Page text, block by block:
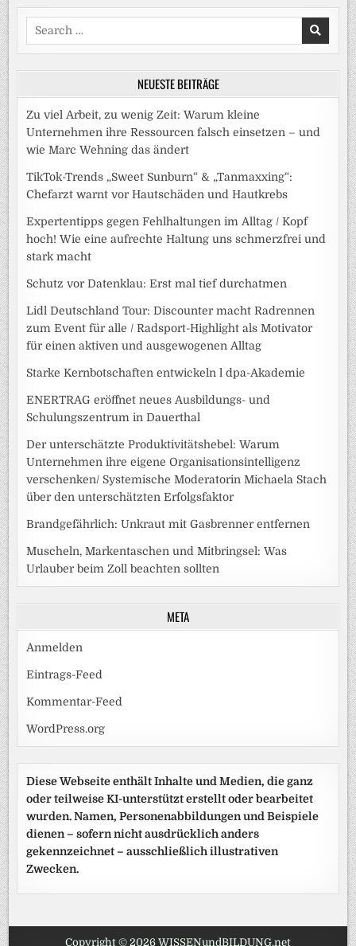
Search
for:
NEUESTE BEITRÄGE
Zu viel Arbeit, zu wenig Zeit: Warum kleine
Unternehmen ihre Ressourcen falsch einsetzen – und
wie Marc Wehning das ändert
TikTok-Trends „Sweet Sunburn“ & „Tanmaxxing“:
Chefarzt warnt vor Hautschäden und Hautkrebs
Expertentipps gegen Fehlhaltungen im Alltag / Kopf
hoch! Wie eine aufrechte Haltung uns schmerzfrei und
stark macht
Schutz vor Datenklau: Erst mal tief durchatmen
Lidl Deutschland Tour: Discounter macht Radrennen
zum Event für alle / Radsport-Highlight als Motivator
für einen aktiven und ausgewogenen Alltag
Starke Kernbotschaften entwickeln l dpa-Akademie
ENERTRAG eröffnet neues Ausbildungs- und
Schulungszentrum in Dauerthal
Der unterschätzte Produktivitätshebel: Warum
Unternehmen ihre eigene Organisationsintelligenz
verschenken/ Systemische Moderatorin Michaela Stach
über den unterschätzten Erfolgsfaktor
Brandgefährlich: Unkraut mit Gasbrenner entfernen
Muscheln, Markentaschen und Mitbringsel: Was
Urlauber beim Zoll beachten sollten
META
Anmelden
Eintrags-Feed
Kommentar-Feed
WordPress.org
Diese Webseite enthält Inhalte und Medien, die ganz
oder teilweise KI-unterstützt erstellt oder bearbeitet
wurden. Namen, Personenabbildungen und Beispiele
dienen – sofern nicht ausdrücklich anders
gekennzeichnet – ausschließlich illustrativen
Zwecken.
Copyright © 2026 WISSENundBILDUNG.net